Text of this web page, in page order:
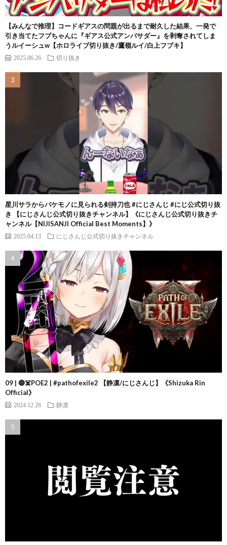
【みんなで推理】コードギアスの問題が出るまで耐久した結果、一発で
引き当てたフブちゃんに『ギアス公式アンバサダー』を剥奪されてしま
うルイーシュw【ホロライブ切り抜き/鷹嶺ルイ/白上フブキ】
2025.06.26 切り抜き
星川サラからバケモノに見られる剣持刀也 #にじさんじ #にじ公式切り抜
き 【にじさんじ公式切り抜きチャンネル】《にじさんじ公式切り抜きチ
ャンネル【NIJISANJI Official Best Moments】》
2025.04.13 にじさんじ公式切り抜きチャンネル
09 | 🔴☠️POE2 | #pathofexile2 【静凛/にじさんじ】《Shizuka Rin
Official》
2024.12.26 静凛